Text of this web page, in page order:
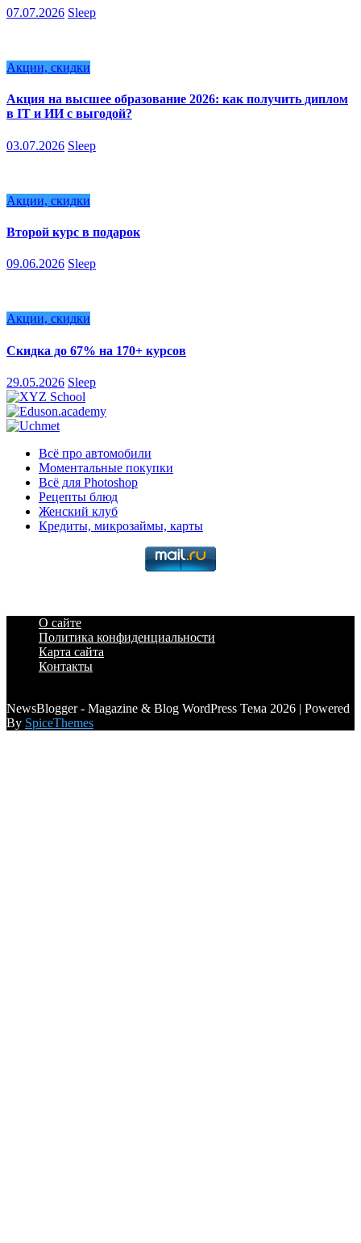
07.07.2026 Sleep
Акции, скидки
Акция на высшее образование 2026: как получить диплом
в IT и ИИ с выгодой?
03.07.2026 Sleep
Акции, скидки
Второй курс в подарок
09.06.2026 Sleep
Акции, скидки
Скидка до 67% на 170+ курсов
29.05.2026 Sleep
Всё про автомобили
Моментальные покупки
Всё для Photoshop
Рецепты блюд
Женский клуб
Кредиты, микрозаймы, карты
О сайте
Политика конфиденциальности
Карта сайта
Контакты
NewsBlogger - Magazine & Blog WordPress Тема 2026 | Powered
By SpiceThemes